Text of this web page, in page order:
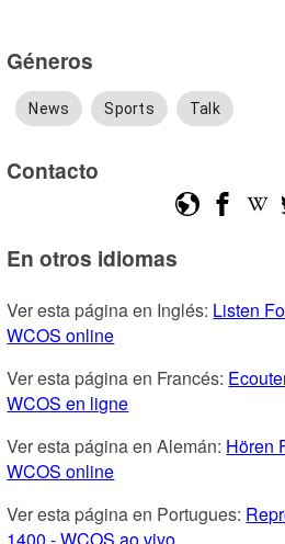
Géneros
News Sports Talk
Contacto
En otros idiomas
Ver esta página en Inglés: Listen
WCOS online
Ver esta página en Francés:
WCOS en ligne
Ver esta página en Alemán: Hören
WCOS online
Ver esta página en Portugues:
1400 - WCOS ao vivo